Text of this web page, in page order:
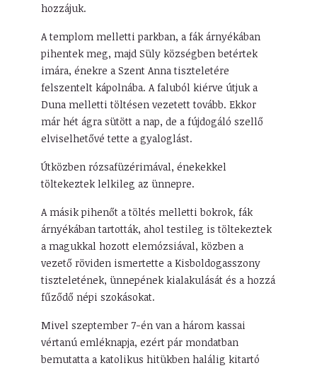
hozzájuk.
A templom melletti parkban, a fák árnyékában
pihentek meg, majd Süly községben betértek
imára, énekre a Szent Anna tiszteletére
felszentelt kápolnába. A faluból kiérve útjuk a
Duna melletti töltésen vezetett tovább. Ekkor
már hét ágra sütött a nap, de a fújdogáló szellő
elviselhetővé tette a gyaloglást.
Útközben rózsafüzérimával, énekekkel
töltekeztek lelkileg az ünnepre.
A másik pihenőt a töltés melletti bokrok, fák
árnyékában tartották, ahol testileg is töltekeztek
a magukkal hozott elemózsiával, közben a
vezető röviden ismertette a Kisboldogasszony
tiszteletének, ünnepének kialakulását és a hozzá
fűződő népi szokásokat.
Mivel szeptember 7-én van a három kassai
vértanú emléknapja, ezért pár mondatban
bemutatta a katolikus hitükben halálig kitartó